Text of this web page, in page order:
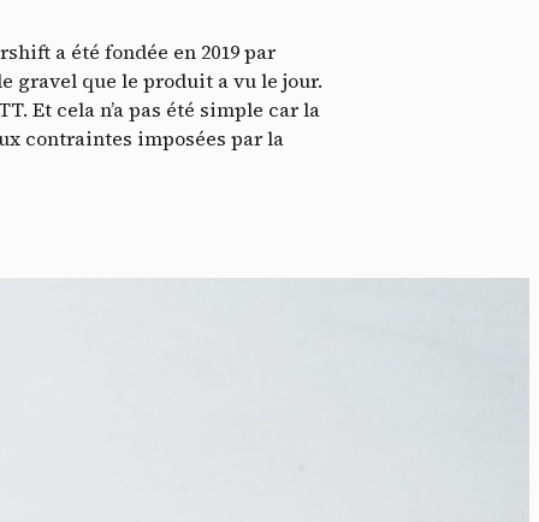
a été fondée en 2019 par
gravel que le produit a vu le jour.
Et cela n’a pas été simple car la
contraintes imposées par la